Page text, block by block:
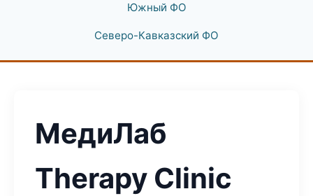
Южный ФО
Северо-Кавказский ФО
МедиЛаб
Therapy Clinic